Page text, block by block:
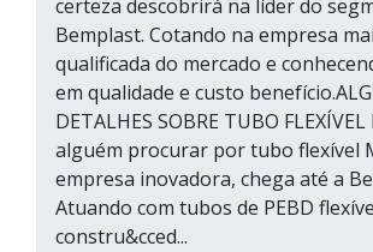
certeza descobrirá na líder do
Bemplast. Cotando na empresa
qualificada do mercado e
em qualidade e custo
DETALHES SOBRE TUBO FLEXÍVEL
alguém procurar por tubo flexível
empresa inovadora, chega até a
Atuando com tubos de PEBD
constru&cced...